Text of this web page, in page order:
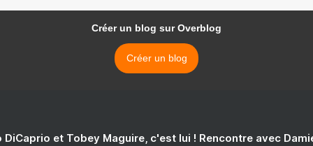
Créer un blog sur Overblog
Créer un blog
DiCaprio et Tobey Maguire, c'est lui ! Rencontre avec